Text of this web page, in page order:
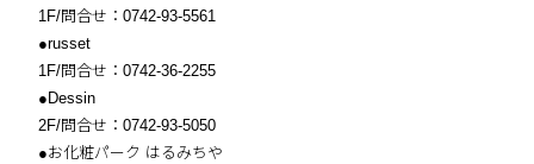
1F/問合せ：0742-93-5561
●russet
1F/問合せ：0742-36-2255
●Dessin
2F/問合せ：0742-93-5050
●お化粧パーク はるみちや